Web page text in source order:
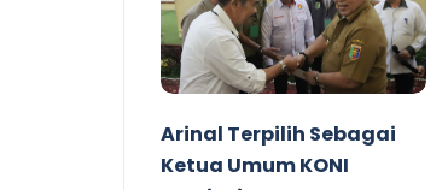
Arinal Terpilih Sebagai
Ketua Umum KONI